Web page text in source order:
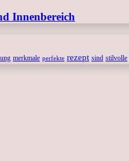
Innenbereich
merkmale perfekte rezept sind stilvolle